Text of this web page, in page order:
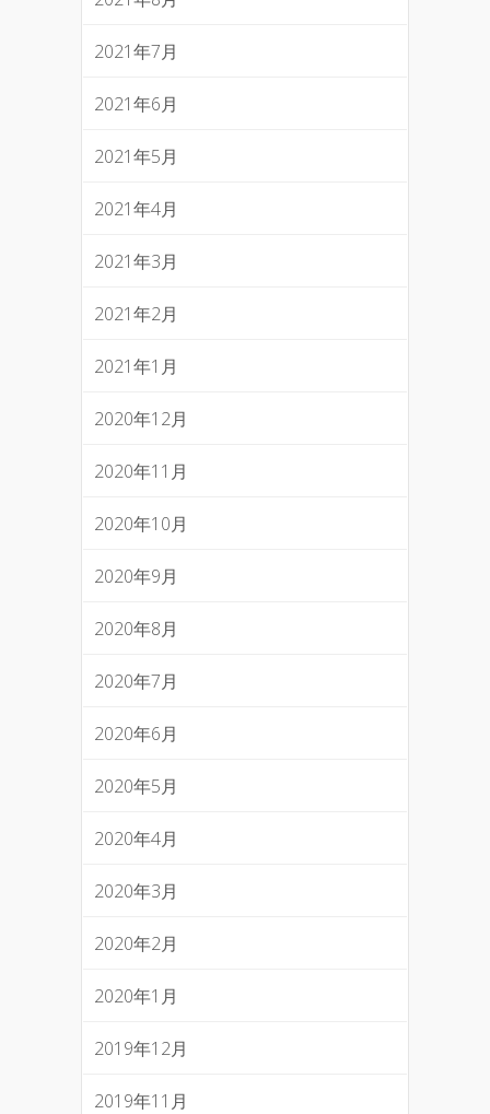
2021年7月
2021年6月
2021年5月
2021年4月
2021年3月
2021年2月
2021年1月
2020年12月
2020年11月
2020年10月
2020年9月
2020年8月
2020年7月
2020年6月
2020年5月
2020年4月
2020年3月
2020年2月
2020年1月
2019年12月
2019年11月